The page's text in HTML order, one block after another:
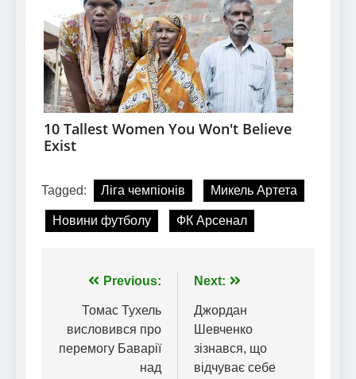
Tagged: Ліга чемпіонів Микель Артета
Новини футболу ФК Арсенал
Навігація
записів
Previous:
Томас Тухель
висловився про
перемогу Баварії
над
Next:
Джордан
Шевченко
зізнався, що
відчуває себе